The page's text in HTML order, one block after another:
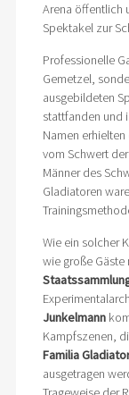
Arena öffentlich
Spektakel zur
Professionelle
Gemetzel,
ausgebildeten
stattfanden und
Namen
vom Schwert
Männer des
Gladiatoren
Wie ein solcher
wie große Gäste
Junkelmann
Kampfszenen,
Familia
ausgetragen